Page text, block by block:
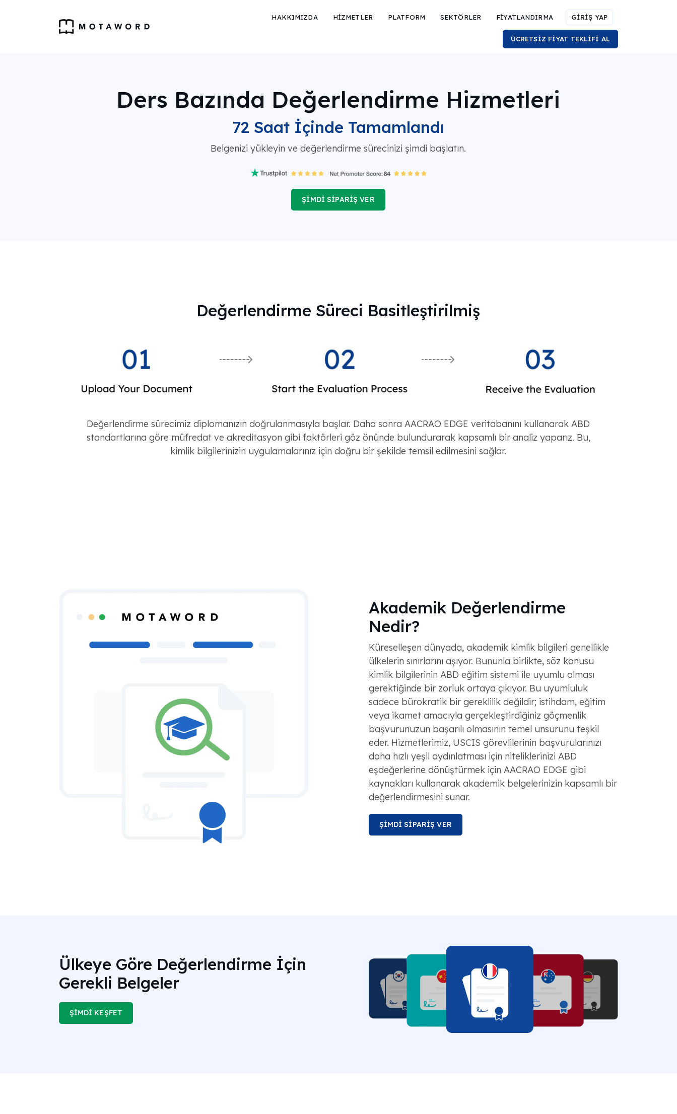
HAKKIMIZDA HİZMETLER PLATFORM SEKTÖRLER FİYATLANDIRMA GİRİŞ YAP
ÜCRETSİZ FİYAT TEKLİFİ AL
Ders Bazında Değerlendirme Hizmetleri
72 Saat İçinde Tamamlandı
Belgenizi yükleyin ve değerlendirme sürecinizi şimdi başlatın.
ŞİMDİ SİPARİŞ VER
Değerlendirme Süreci Basitleştirilmiş
Değerlendirme sürecimiz diplomanızın doğrulanmasıyla başlar. Daha sonra AACRAO EDGE veritabanını kullanarak ABD
standartlarına göre müfredat ve akreditasyon gibi faktörleri göz önünde bulundurarak kapsamlı bir analiz yaparız. Bu,
kimlik bilgilerinizin uygulamalarınız için doğru bir şekilde temsil edilmesini sağlar.
Akademik Değerlendirme
Nedir?
Küreselleşen dünyada, akademik kimlik bilgileri genellikle
ülkelerin sınırlarını aşıyor. Bununla birlikte, söz konusu
kimlik bilgilerinin ABD eğitim sistemi ile uyumlu olması
gerektiğinde bir zorluk ortaya çıkıyor. Bu uyumluluk
sadece bürokratik bir gereklilik değildir; istihdam, eğitim
veya ikamet amacıyla gerçekleştirdiğiniz göçmenlik
başvurunuzun başarılı olmasının temel unsurunu teşkil
eder. Hizmetlerimiz, USCIS görevlilerinin başvurularınızı
daha hızlı yeşil aydınlatması için niteliklerinizi ABD
eşdeğerlerine dönüştürmek için AACRAO EDGE gibi
kaynakları kullanarak akademik belgelerinizin kapsamlı bir
değerlendirmesini sunar.
ŞİMDİ SİPARİŞ VER
Ülkeye Göre Değerlendirme İçin
Gerekli Belgeler
ŞİMDİ KEŞFET